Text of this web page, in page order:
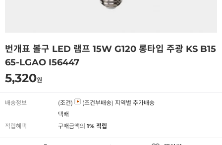
번개표 볼구 LED 램프 15W G120 롱타입 주광 KS B15
65-LGAO I56447
5,320원
배송정보 (조건) (조건부배송) 지역별 추가배송
택배
적립혜택
구매금액의 1% 적립